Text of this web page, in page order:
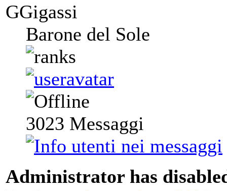
GGigassi
Barone del Sole
3023 Messaggi
Administrator has